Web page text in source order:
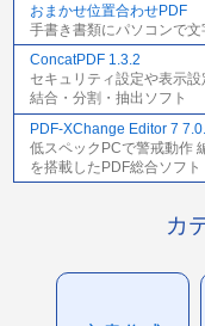
おまかせ位置合わせPDF
手書き書類にパソコンで
ConcatPDF 1.3.2
セキュリティ設定や表示
結合・分割・抽出ソフト
PDF-XChange Editor 7
低スペックPCで警戒動作
を搭載したPDF総合ソフト
カ